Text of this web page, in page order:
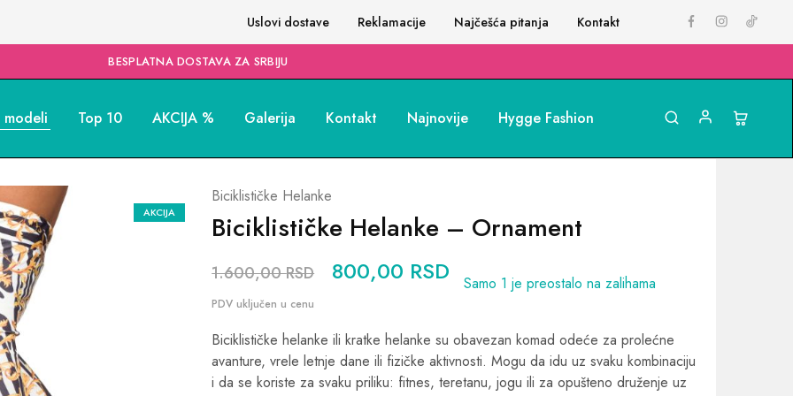
Uslovi dostave Reklamacije Najčešća pitanja Kontakt
BESPLATNA DOSTAVA ZA SRBIJU
modeli Top 10 AKCIJA % Galerija Kontakt Najnovije Hygge Fashion
AKCIJA
Biciklističke Helanke
Biciklističke Helanke – Ornament
1.600,00RSD 800,00 RSD Samo 1 je preostalo na zalihama
Biciklističke helanke ili kratke helanke su obavezan komad odeće za prolećne
avanture, vrele letnje dane ili fizičke aktivnosti. Mogu da idu uz svaku kombinaciju
i da se koriste za svaku priliku: fitnes, teretanu, jogu ili za opušteno druženje uz